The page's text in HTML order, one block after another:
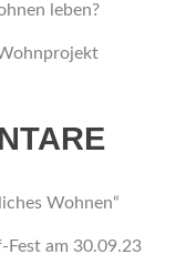
leben?
Wohnen“
Fest am 30.09.23